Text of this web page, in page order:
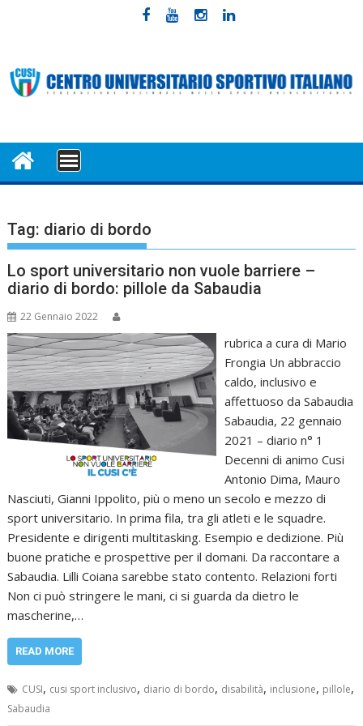
MENU
Tag: diario di bordo
Lo sport universitario non vuole barriere –
diario di bordo: pillole da Sabaudia
22 Gennaio 2022
rubrica a cura di Mario
Frongia Un abbraccio
caldo, inclusivo e
affettuoso da Sabaudia
Sabaudia, 22 gennaio
2021 – diario n° 1
Decenni di animo Cusi
Antonio Dima, Mauro
Nasciuti, Gianni Ippolito, più o meno un secolo e mezzo di
sport universitario. In prima fila, tra gli atleti e le squadre.
Presidente e dirigenti multitasking. Esempio e dedizione. Più
buone pratiche e prospettive per il domani. Da raccontare a
Sabaudia. Lilli Coiana sarebbe stato contento. Relazioni forti
Non ci può stringere le mani, ci si guarda da dietro le
mascherine,…
READ MORE
CUSI, cusi sport inclusivo, diario di bordo, disabilità, inclusione, pillole,
Sabaudia